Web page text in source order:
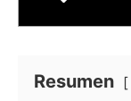
Resumen